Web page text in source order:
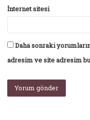
İnternet sitesi
Daha sonraki
adresim ve site adresim